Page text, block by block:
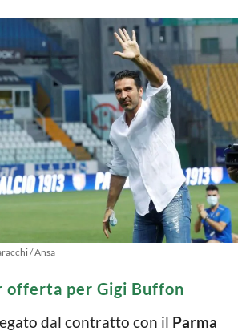
/ Ansa
offerta per Gigi Buffon
dal contratto con il Parma